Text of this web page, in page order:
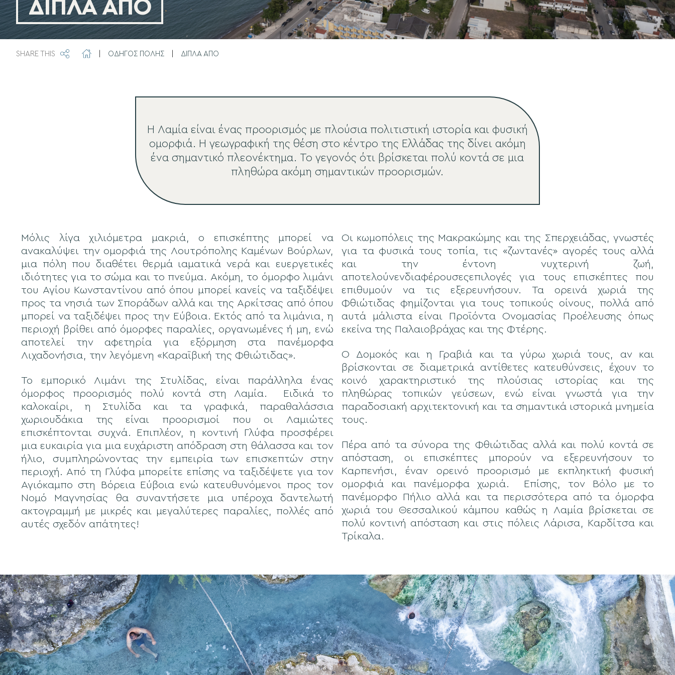
ΔΙΠΛΑ ΑΠΟ
SHARE THIS ΟΔΗΓΟΣ ΠΟΛΗΣ ΔΙΠΛΑ ΑΠΟ
Μόλις λίγα χιλιόμετρα μακριά, ο επισκέπτης μπορεί να
ανακαλύψει την ομορφιά της Λουτρόπολης Καμένων Βούρλων,
μια πόλη που διαθέτει θερμά ιαματικά νερά και ευεργετικές
ιδιότητες για το σώμα και το πνεύμα. Ακόμη, το όμορφο λιμάνι
του Αγίου Κωνσταντίνου από όπου μπορεί κανείς να ταξιδέψει
προς τα νησιά των Σποράδων αλλά και της Αρκίτσας από όπου
μπορεί να ταξιδέψει προς την Εύβοια. Εκτός από τα λιμάνια, η
περιοχή βρίθει από όμορφες παραλίες, οργανωμένες ή μη, ενώ
αποτελεί την αφετηρία για εξόρμηση στα πανέμορφα
Λιχαδονήσια, την λεγόμενη «Καραϊβική της Φθιώτιδας».
Το εμπορικό Λιμάνι της Στυλίδας, είναι παράλληλα ένας
όμορφος προορισμός πολύ κοντά στη Λαμία. Ειδικά το
καλοκαίρι, η Στυλίδα και τα γραφικά, παραθαλάσσια
χωριουδάκια της είναι προορισμοί που οι Λαμιώτες
επισκέπτονται συχνά. Επιπλέον, η κοντινή Γλύφα προσφέρει
μια ευκαιρία για μια ευχάριστη απόδραση στη θάλασσα και τον
ήλιο, συμπληρώνοντας την εμπειρία των επισκεπτών στην
περιοχή. Από τη Γλύφα μπορείτε επίσης να ταξιδέψετε για τον
Αγιόκαμπο στη Βόρεια Εύβοια ενώ κατευθυνόμενοι προς τον
Νομό Μαγνησίας θα συναντήσετε μια υπέροχα δαντελωτή
ακτογραμμή με μικρές και μεγαλύτερες παραλίες, πολλές από
αυτές σχεδόν απάτητες!
Οι κωμοπόλεις της Μακρακώμης και της Σπερχειάδας, γνωστές
για τα φυσικά τους τοπία, τις «ζωντανές» αγορές τους αλλά
και την έντονη νυχτερινή ζωή,
αποτελούνενδιαφέρουσεςεπιλογές για τους επισκέπτες που
επιθυμούν να τις εξερευνήσουν. Τα ορεινά χωριά της
Φθιώτιδας φημίζονται για τους τοπικούς οίνους, πολλά από
αυτά μάλιστα είναι Προϊόντα Ονομασίας Προέλευσης όπως
εκείνα της Παλαιοβράχας και της Φτέρης.
Ο Δομοκός και η Γραβιά και τα γύρω χωριά τους, αν και
βρίσκονται σε διαμετρικά αντίθετες κατευθύνσεις, έχουν το
κοινό χαρακτηριστικό της πλούσιας ιστορίας και της
πληθώρας τοπικών γεύσεων, ενώ είναι γνωστά για την
παραδοσιακή αρχιτεκτονική και τα σημαντικά ιστορικά μνημεία
τους.
Πέρα από τα σύνορα της Φθιώτιδας αλλά και πολύ κοντά σε
απόσταση, οι επισκέπτες μπορούν να εξερευνήσουν το
Καρπενήσι, έναν ορεινό προορισμό με εκπληκτική φυσική
ομορφιά και πανέμορφα χωριά. Επίσης, τον Βόλο με το
πανέμορφο Πήλιο αλλά και τα περισσότερα από τα όμορφα
χωριά του Θεσσαλικού κάμπου καθώς η Λαμία βρίσκεται σε
πολύ κοντινή απόσταση και στις πόλεις Λάρισα, Καρδίτσα και
Τρίκαλα.
Η Λαμία είναι ένας προορισμός με πλούσια πολιτιστική ιστορία και φυσική
ομορφιά. Η γεωγραφική της θέση στο κέντρο της Ελλάδας της δίνει ακόμη
ένα σημαντικό πλεονέκτημα. Το γεγονός ότι βρίσκεται πολύ κοντά σε μια
πληθώρα ακόμη σημαντικών προορισμών.